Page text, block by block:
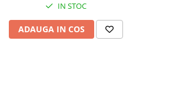
IN STOC
ADAUGA IN COS